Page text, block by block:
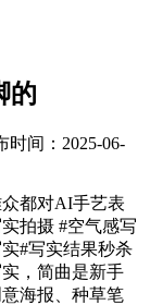
的
时间：2025-06-
都对AI手艺表
拍摄 #空气感写
#写实结果秒杀
，简曲是新手
海报、种草笔